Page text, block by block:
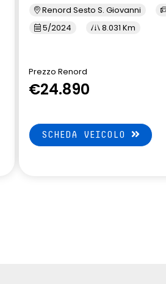
Renord Sesto S. Giovanni
5/2024
8.031 Km
Prezzo Renord
€24.890
SCHEDA VEICOLO